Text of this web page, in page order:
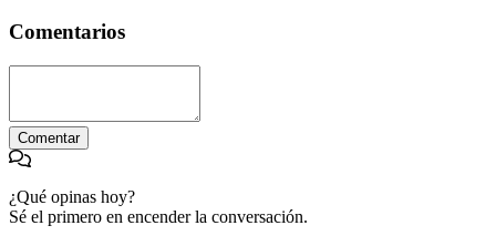
Comentarios
Comentar
¿Qué opinas hoy?
Sé el primero en encender la conversación.